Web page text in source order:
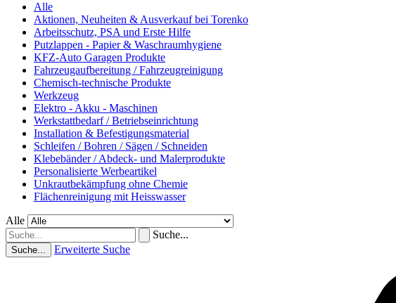
Alle
Aktionen, Neuheiten & Ausverkauf bei Torenko
Arbeitsschutz, PSA und Erste Hilfe
Putzlappen - Papier & Waschraumhygiene
KFZ-Auto Garagen Produkte
Fahrzeugaufbereitung / Fahrzeugreinigung
Chemisch-technische Produkte
Werkzeug
Elektro - Akku - Maschinen
Werkstattbedarf / Betriebseinrichtung
Installation & Befestigungsmaterial
Schleifen / Bohren / Sägen / Schneiden
Klebebänder / Abdeck- und Malerprodukte
Personalisierte Werbeartikel
Unkrautbekämpfung ohne Chemie
Flächenreinigung mit Heisswasser
Alle
Suche...
Suche... Erweiterte Suche